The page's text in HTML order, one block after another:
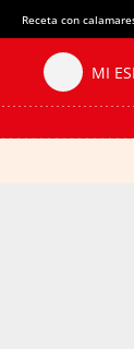
Receta con